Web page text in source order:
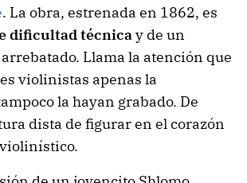
. La obra, estrenada en 1862, es
dificultad técnicay de un
Llama la atención que
violinistas apenas la
la hayan grabado. De
dista de figurar en el corazón